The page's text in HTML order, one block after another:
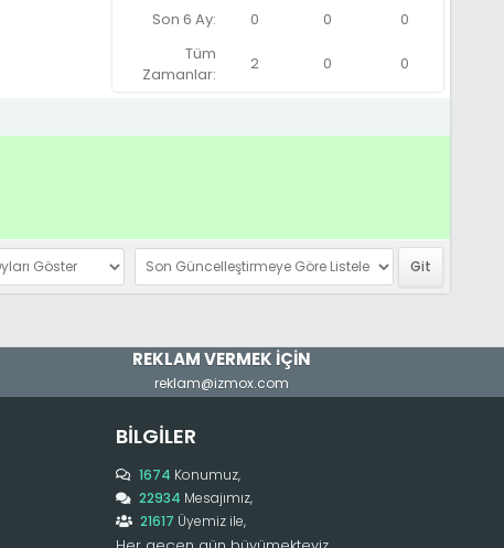
Son 6 Ay:
0 0
0
Tüm
Zamanlar:
2 0 0
REKLAM VERMEK İÇİN
reklam@izmox.com
BILGILER
1674 Konumuz,
22934 Mesajımız,
21617 Üyemiz ile,